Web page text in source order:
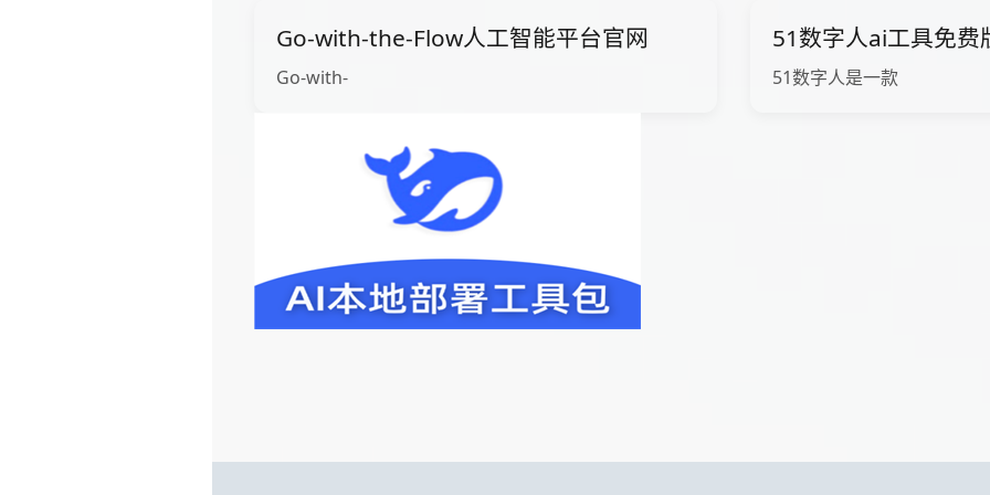
Go-with-the-Flow人工智能平台官网
Go-with-
51数字人ai工具免费
51数字人是一款